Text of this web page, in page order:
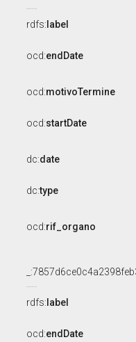
rdfs: label
ocd:endDate
ocd:motivoTermine
ocd:startDate
dc:date
dc:type
ocd:rif_organo
rdfs: label
ocd:endDate